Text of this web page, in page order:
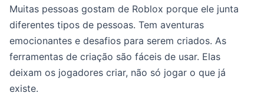
Muitas pessoas gostam de Roblox porque ele junta
diferentes tipos de pessoas. Tem aventuras
emocionantes e desafios para serem criados. As
ferramentas de criação são fáceis de usar. Elas
deixam os jogadores criar, não só jogar o que já
existe.